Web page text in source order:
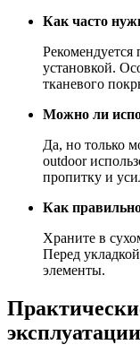
Как часто
Рекомендуется
установкой.
тканевого
Можно ли
Да, но только
outdoor
пропитку и
Как
Храните в
Перед
элементы.
эксплуатации